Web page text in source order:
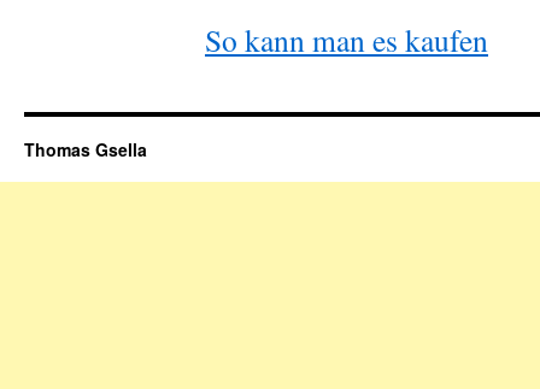
So kann man es kaufen
Thomas Gsella